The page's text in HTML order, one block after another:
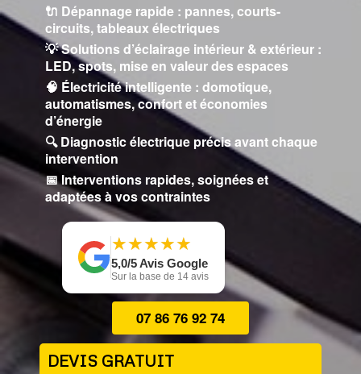
🔌 Dépannage rapide : pannes, courts-
circuits, tableaux électriques
💡 Solutions d’éclairage intérieur & extérieur :
LED, spots, mise en valeur des espaces
🧠 Électricité intelligente : domotique,
automatismes, confort et économies
d’énergie
🔍 Diagnostic électrique précis avant chaque
intervention
📅 Interventions rapides, soignées et
adaptées à vos contraintes
★
★★
★★
★★
★★
★
5,0/5 Avis Google
Sur la base de 14 avis
07 86 76 92 74
DEVIS GRATUIT